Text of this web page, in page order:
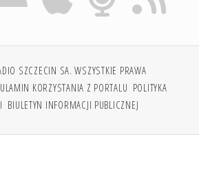
SZCZECIN SA. WSZYSTKIE PRAWA
KORZYSTANIA Z PORTALU POLITYKA
BIULETYN INFORMACJI PUBLICZNEJ